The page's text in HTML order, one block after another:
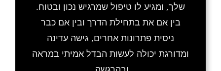
שלך, ומגיע לו טיפול שמרגיש נכון ובטוח.
בין אם את בתחילת הדרך ובין אם כבר
ניסית פתרונות אחרים, גישה עדינה
ומדורגת יכולה לעשות הבדל אמיתי במראה